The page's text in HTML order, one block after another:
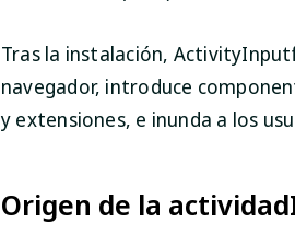
Tras la instalación,
navegador, introduce
y extensiones, e inunda a los
Origen de la